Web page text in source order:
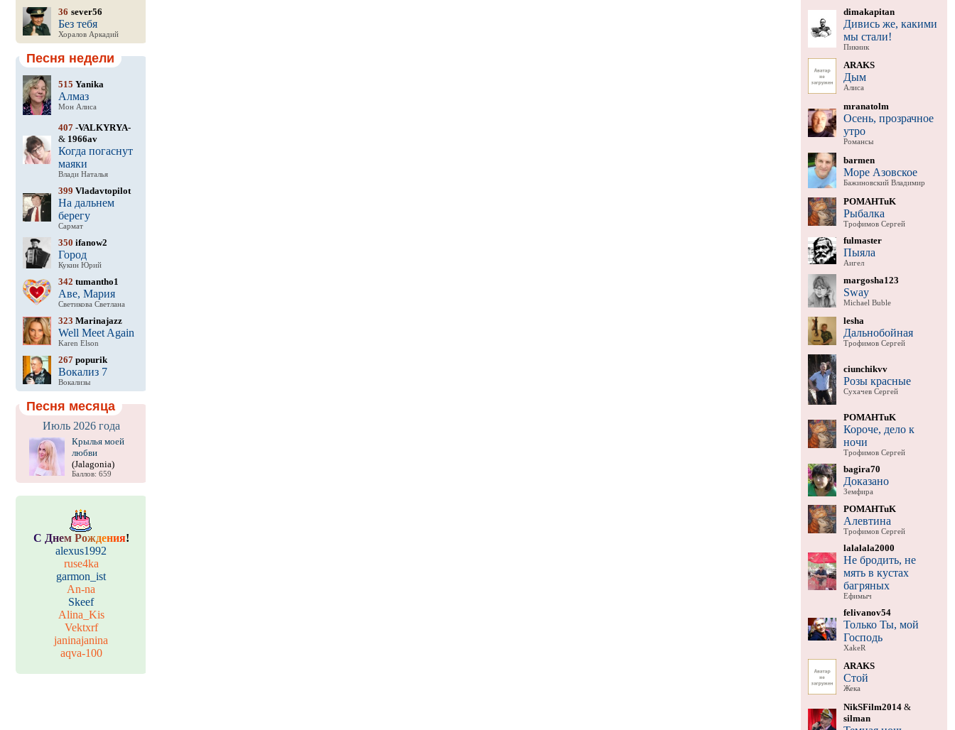
36 sever56
Без тебя
Хоралов Аркадий
Песня недели
515 Yanika
Алмаз
Мон Алиса
407-VALKYRYA-
& 1966av
Когда погаснут
маяки
Влади Наталья
399 Vladavtopilot
На дальнем
берегу
Сармат
350 ifanow2
Город
Кукин Юрий
342 tumantho1
Аве, Мария
Светикова Светлана
323 Marinajazz
Well Meet Again
Karen Elson
267popurik
Вокализ 7
Вокализы
Песня месяца
Июль 2026 года
Крылья моей
любви
(Jalagonia)
Баллов: 659
С Днем Рождения!
alexus1992
ruse4ka
garmon_ist
An-na
Skeef
Alina_Kis
Vektxrf
janinajanina
aqva-100
dimakapitan
Дивись же, какими
мы стали!
Пикник
ARAKS
Дым
Алиса
mranatolm
Осень, прозрачное
утро
Романсы
barmen
Море Азовское
Бажиновский Владимир
POMAHTuK
Рыбалка
Трофимов Сергей
fulmaster
Пыяла
Аигел
margosha123
Sway
Michael Buble
lesha
Дальнобойная
Трофимов Сергей
ciunchikvv
Розы красные
Сухачев Сергей
POMAHTuK
Короче, дело к
ночи
Трофимов Сергей
bagira70
Доказано
Земфира
POMAHTuK
Алевтина
Трофимов Сергей
lalalala2000
Не бродить, не
мять в кустах
багряных
Ефимыч
felivanov54
Только Ты, мой
Господь
XakeR
ARAKS
Стой
Жека
NikSFilm2014&
silman